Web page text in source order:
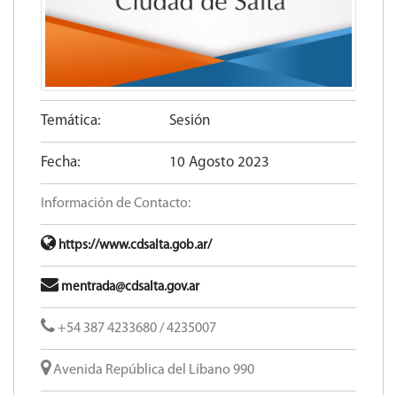
Temática: Sesión
Fecha: 10 Agosto 2023
Información de Contacto:
https://www.cdsalta.gob.ar/
mentrada@cdsalta.gov.ar
+54 387 4233680 / 4235007
Avenida República del Líbano 990